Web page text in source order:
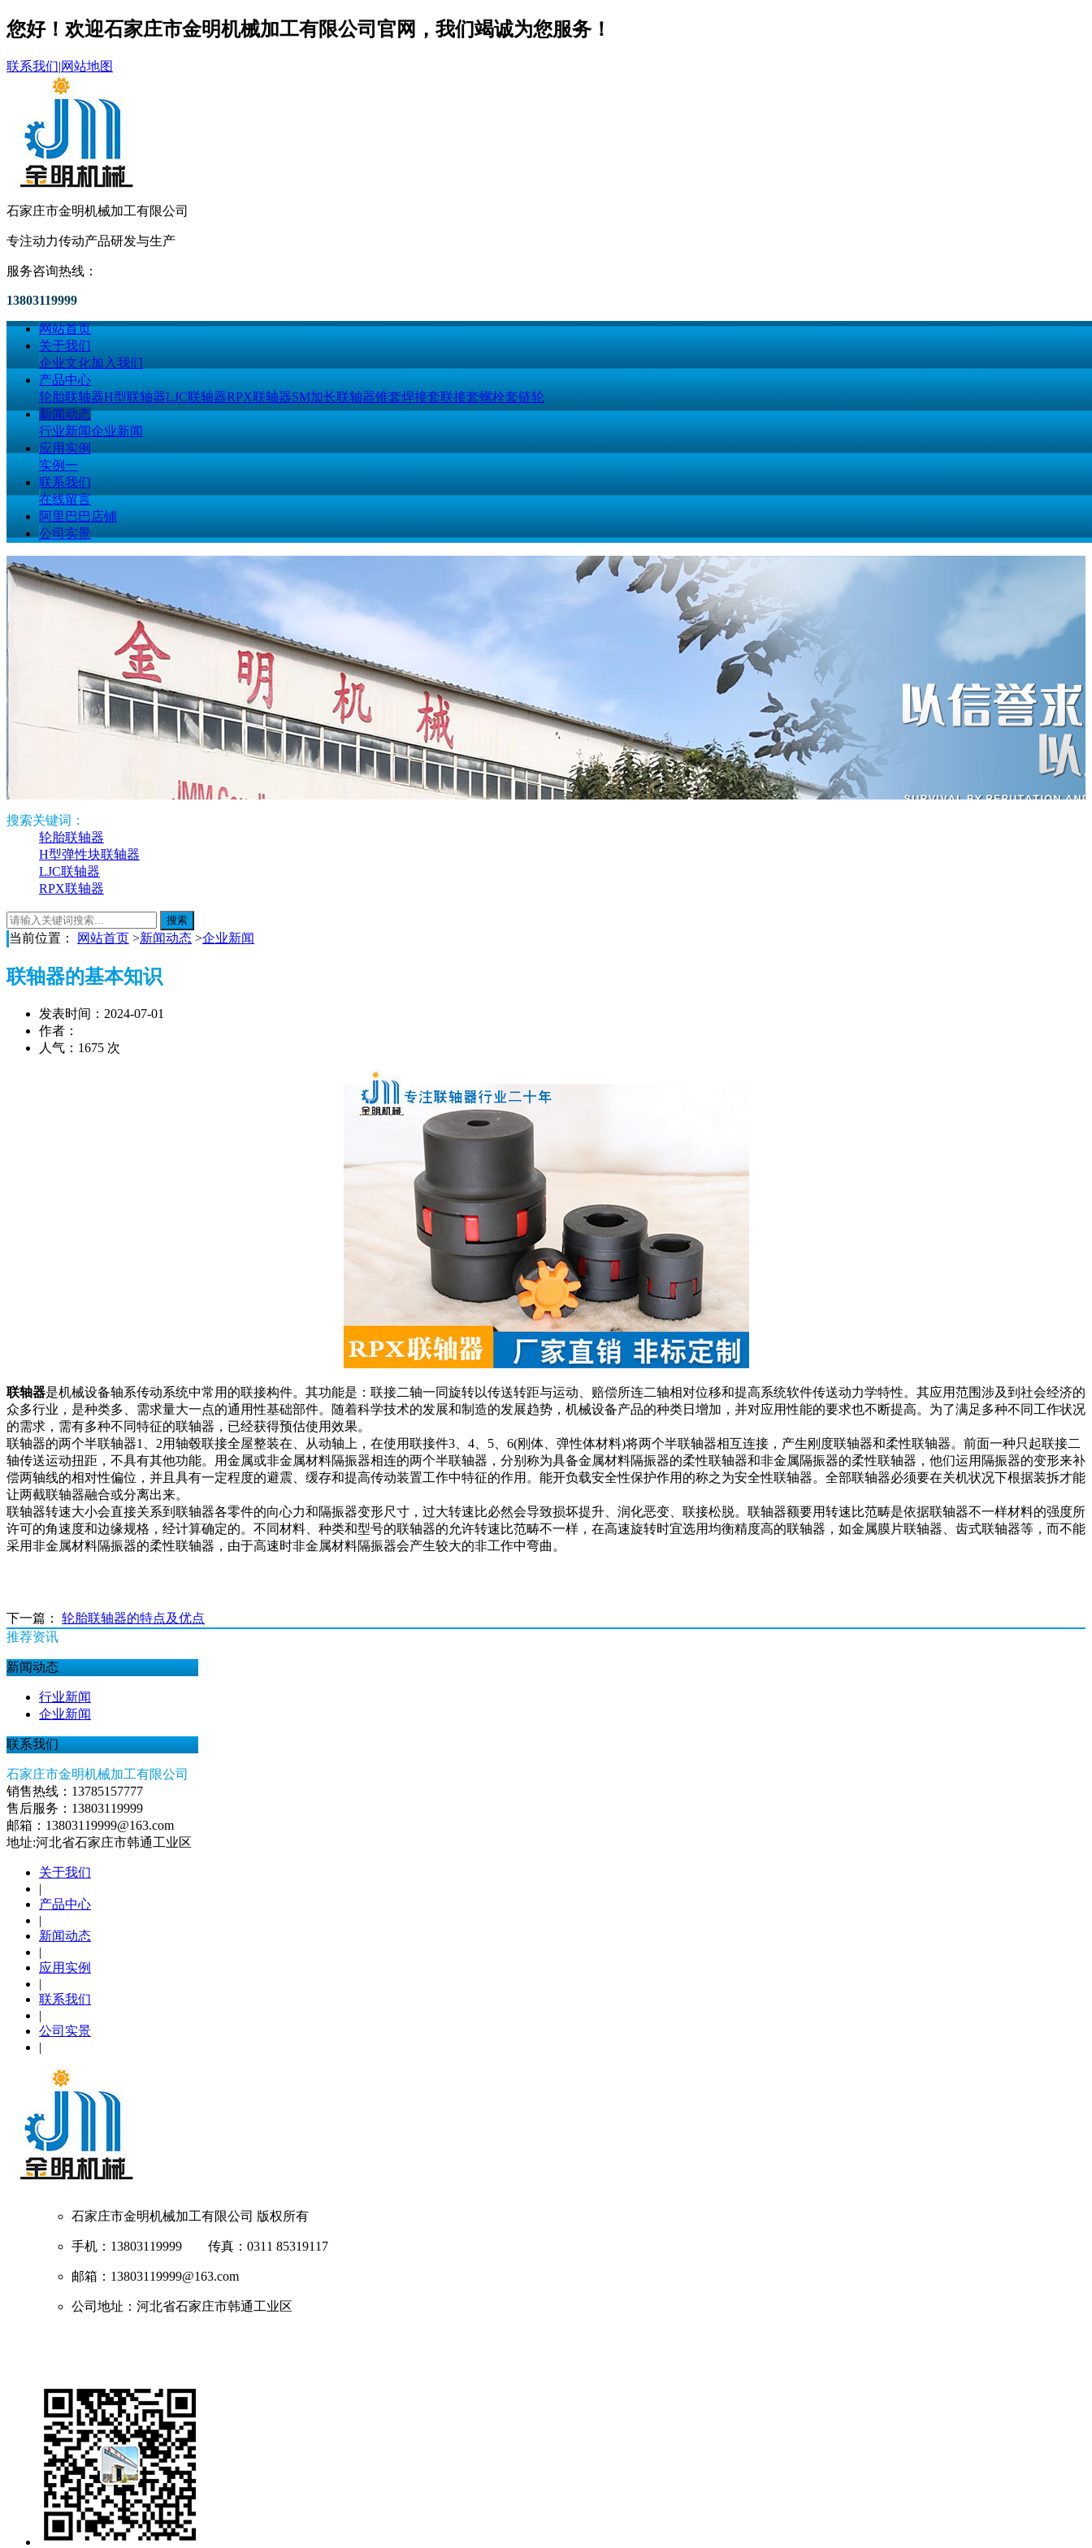
您好！欢迎石家庄市金明机械加工有限公司官网，我们竭诚为您服务！
联系我们|网站地图
石家庄市金明机械加工有限公司
专注动力传动产品研发与生产
服务咨询热线：
13803119999
网站首页
关于我们
企业文化加入我们
产品中心
轮胎联轴器H型联轴器LJC联轴器RPX联轴器SM加长联轴器锥套焊接套联接套螺栓套链轮
新闻动态
行业新闻企业新闻
应用实例
实例一
联系我们
在线留言
阿里巴巴店铺
公司实景
搜索关键词：
轮胎联轴器
H型弹性块联轴器
LJC联轴器
RPX联轴器
当前位置： 网站首页 >新闻动态 >企业新闻
联轴器的基本知识
发表时间：2024-07-01
作者：
人气：1675 次
联轴器是机械设备轴系传动系统中常用的联接构件。其功能是：联接二轴一同旋转以传送转距与运动、赔偿所连二轴相对位移和提高系统软件传送动力学特性。其应用范围涉及到社会经济的
众多行业，是种类多、需求量大一点的通用性基础部件。随着科学技术的发展和制造的发展趋势，机械设备产品的种类日增加，并对应用性能的要求也不断提高。为了满足多种不同工作状况
的需求，需有多种不同特征的联轴器，已经获得预估使用效果。
联轴器的两个半联轴器1、2用轴毂联接全屋整装在、从动轴上，在使用联接件3、4、5、6(刚体、弹性体材料)将两个半联轴器相互连接，产生刚度联轴器和柔性联轴器。前面一种只起联接二
轴传送运动扭距，不具有其他功能。用金属或非金属材料隔振器相连的两个半联轴器，分别称为具备金属材料隔振器的柔性联轴器和非金属隔振器的柔性联轴器，他们运用隔振器的变形来补
偿两轴线的相对性偏位，并且具有一定程度的避震、缓存和提高传动装置工作中特征的作用。能开负载安全性保护作用的称之为安全性联轴器。全部联轴器必须要在关机状况下根据装拆才能
让两截联轴器融合或分离出来。
联轴器转速大小会直接关系到联轴器各零件的向心力和隔振器变形尺寸，过大转速比必然会导致损坏提升、润化恶变、联接松脱。联轴器额要用转速比范畴是依据联轴器不一样材料的强度所
许可的角速度和边缘规格，经计算确定的。不同材料、种类和型号的联轴器的允许转速比范畴不一样，在高速旋转时宜选用均衡精度高的联轴器，如金属膜片联轴器、齿式联轴器等，而不能
采用非金属材料隔振器的柔性联轴器，由于高速时非金属材料隔振器会产生较大的非工作中弯曲。
下一篇： 轮胎联轴器的特点及优点
推荐资讯
新闻动态
行业新闻
企业新闻
联系我们
石家庄市金明机械加工有限公司
销售热线：13785157777
售后服务：13803119999
邮箱：13803119999@163.com
地址:河北省石家庄市韩通工业区
关于我们
|
产品中心
|
新闻动态
|
应用实例
|
联系我们
|
公司实景
|
石家庄市金明机械加工有限公司 版权所有
手机：13803119999 传真：0311 85319117
邮箱：13803119999@163.com
公司地址：河北省石家庄市韩通工业区